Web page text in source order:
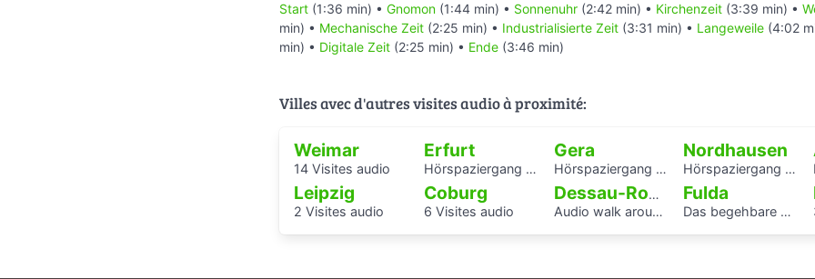
Start (1:36 min) • Gnomon (1:44 min) • Sonnenuhr (2:42 min) • Kirchenzeit (3:39 min) •
min) • Mechanische Zeit (2:25 min) • Industrialisierte Zeit (3:31 min) • Langeweile (4:02
min) • Digitale Zeit (2:25 min) • Ende (3:46 min)
Villes avec d'autres visites audio à proximité:
Weimar
14 Visites audio
Erfurt
Hörspaziergang mit Rabbiner Alexander Nachama in Erfurt
Gera
Hörspaziergang Jüdisches Leben und jüdische Geschichte in Gera
Nordhausen
Hörspaziergang Jüdische Geschichte in Nordhausen
Leipzig
2 Visites audio
Coburg
6 Visites audio
Dessau-Roßlau
Audio walk around the Houses with Balcony Access of the Bauhaus settlement
Fulda
Das begehbare Herz als Audioguide - KAF